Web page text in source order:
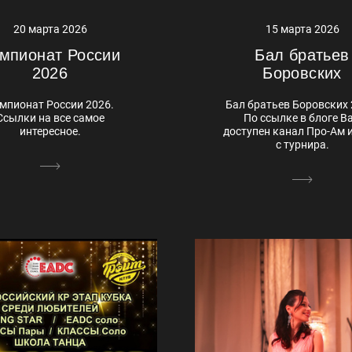
20 марта 2026
России
2026
России 2026.
на все самое
интересное.
15 марта 2026
Бал братьев
Боровских
Бал братьев Боровских
По ссылке в блоге
доступен канал Про-Ам
с турнира.